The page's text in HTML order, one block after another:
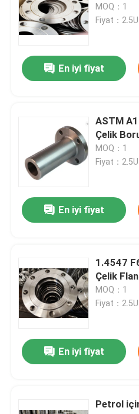
paslanmaz çelik boru
paslanmaz çelik boru flanşı
paslanmaz çelik boru tee
paslanmaz çelik boru
Exception :
Paslanmaz Çelik Redüktör
Slip On Flanş
Kaynak boyunlu flanş
MOQ：1
Fiyat：
En iyi fiyat
ASTM
Çelik
MOQ：1
Fiyat：
En iyi fiyat
1.4547
Çelik
MOQ：1
Fiyat：
En iyi fiyat
Petrol